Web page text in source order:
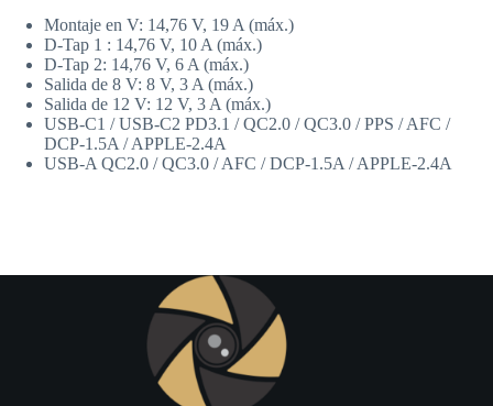
Montaje en V: 14,76 V, 19 A (máx.)
D-Tap 1 : 14,76 V, 10 A (máx.)
D-Tap 2: 14,76 V, 6 A (máx.)
Salida de 8 V: 8 V, 3 A (máx.)
Salida de 12 V: 12 V, 3 A (máx.)
USB-C1 / USB-C2 PD3.1 / QC2.0 / QC3.0 / PPS / AFC /
DCP-1.5A / APPLE-2.4A
USB-A QC2.0 / QC3.0 / AFC / DCP-1.5A / APPLE-2.4A